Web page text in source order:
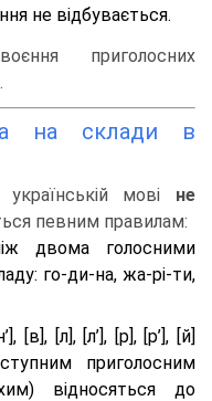
не відбувається.
приголосних
.
на склади в
мові не
певним правилам:
двома голосними
го-ди-на, жа-рі-ти,
[в], [л], [л’], [р], [р’], [й]
приголосним
відносяться до